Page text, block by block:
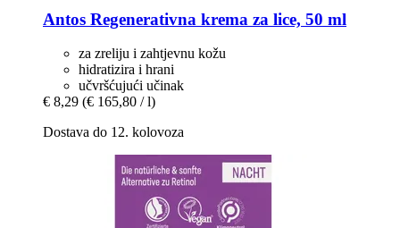
Antos Regenerativna krema za lice, 50 ml
za zreliju i zahtjevnu kožu
hidratizira i hrani
učvršćujući učinak
€ 8,29 (€ 165,80 / l)
Dostava do 12. kolovoza